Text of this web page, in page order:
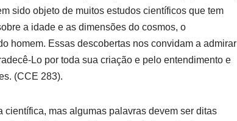
sido objeto de muitos estudos científicos que tem
a idade e as dimensões do cosmos, o
homem. Essas descobertas nos convidam a admirar
Lo por toda sua criação e pelo entendimento e
(CCE 283).
mas algumas palavras devem ser ditas